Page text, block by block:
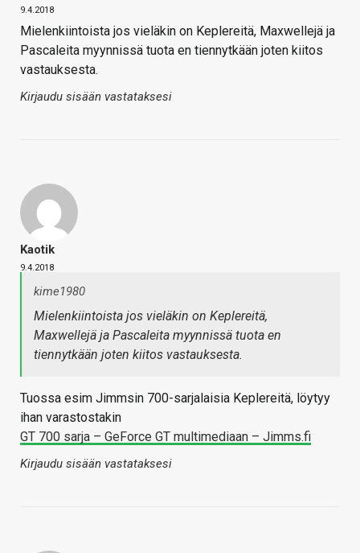
9.4.2018
Mielenkiintoista jos vieläkin on Keplereitä, Maxwellejä ja
Pascaleita myynnissä tuota en tiennytkään joten kiitos
vastauksesta.
Kirjaudu sisään vastataksesi
Kaotik
9.4.2018
kime1980
Mielenkiintoista jos vieläkin on Keplereitä,
Maxwellejä ja Pascaleita myynnissä tuota en
tiennytkään joten kiitos vastauksesta.
Tuossa esim Jimmsin 700-sarjalaisia Keplereitä, löytyy
ihan varastostakin
GT 700 sarja – GeForce GT multimediaan – Jimms.fi
Kirjaudu sisään vastataksesi